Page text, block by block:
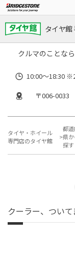
タイヤ館
クルマのことな
10:00～18:30
〒006-0033
タイヤ・ホイール
専門店のタイヤ館
都
県か
探す
クーラー、つい